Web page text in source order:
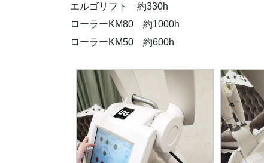
エルゴリフト 約330h
ローラーKM80 約1000h
ローラーKM50 約600h